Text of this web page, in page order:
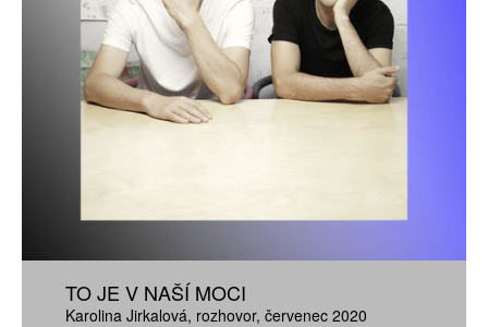
TO JE V NAŠÍ MOCI
Karolina Jirkalová rozhovor červenec 2020